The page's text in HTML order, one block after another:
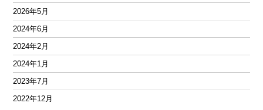
2026年5月
2024年6月
2024年2月
2024年1月
2023年7月
2022年12月